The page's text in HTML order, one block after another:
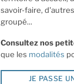
savoir-faire,
groupé...
Consultez nos
que les modalités
JE PASSE